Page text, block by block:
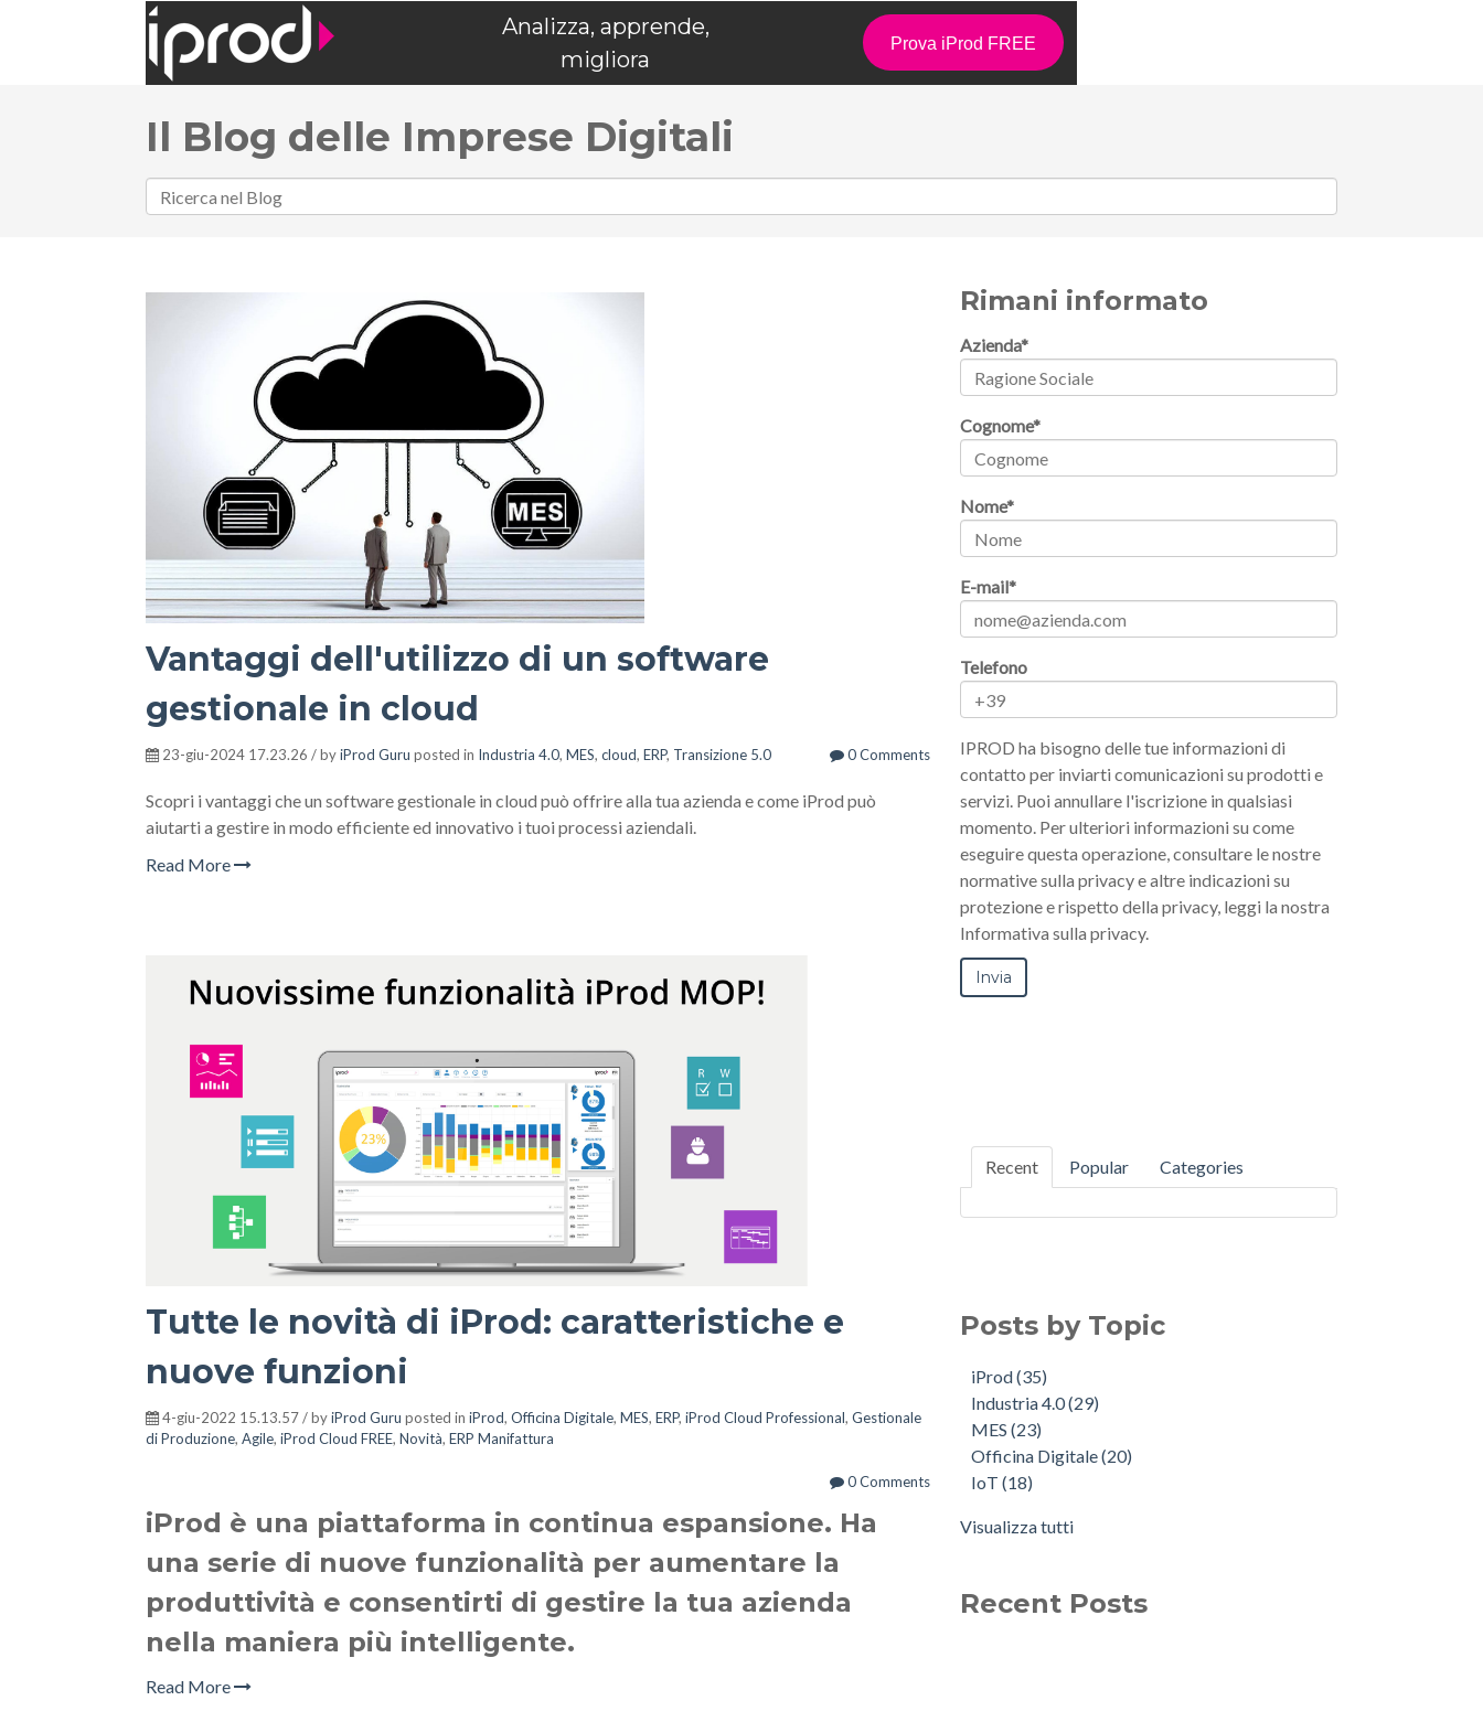
Analizza, apprende,
migliora
Prova iProd FREE
Il Blog delle Imprese Digitali
Vantaggi dell'utilizzo di un software
gestionale in cloud
23-giu-2024 17.23.26 / byiProd Guru posted in Industria 4.0, MES, cloud, ERP, Transizione 5.0 0 Comments
Scopri i vantaggi che un software gestionale in cloud può offrire alla tua azienda e come iProd può
aiutarti a gestire in modo efficiente ed innovativo i tuoi processi aziendali.
Read More
Tutte le novità di iProd: caratteristiche e
nuove funzioni
4-giu-2022 15.13.57 / byiProd Guru posted in iProd, Officina Digitale, MES, ERP, iProd Cloud Professional, Gestionale
di Produzione, Agile, iProd Cloud FREE, Novità, ERP Manifattura
0 Comments
iProd è una piattaforma in continua espansione. Ha
una serie di nuove funzionalità per aumentare la
produttività e consentirti di gestire la tua azienda
nella maniera più intelligente.
Read More
Rimani informato
Azienda*
Cognome*
Nome*
E-mail*
Telefono
IPROD ha bisogno delle tue informazioni di
contatto per inviarti comunicazioni su prodotti e
servizi. Puoi annullare l'iscrizione in qualsiasi
momento. Per ulteriori informazioni su come
eseguire questa operazione, consultare le nostre
normative sulla privacy e altre indicazioni su
protezione e rispetto della privacy, leggi la nostra
Informativa sulla privacy.
Recent Popular Categories
Posts by Topic
iProd(35)
Industria 4.0(29)
MES(23)
Officina Digitale(20)
IoT(18)
Visualizza tutti
Recent Posts